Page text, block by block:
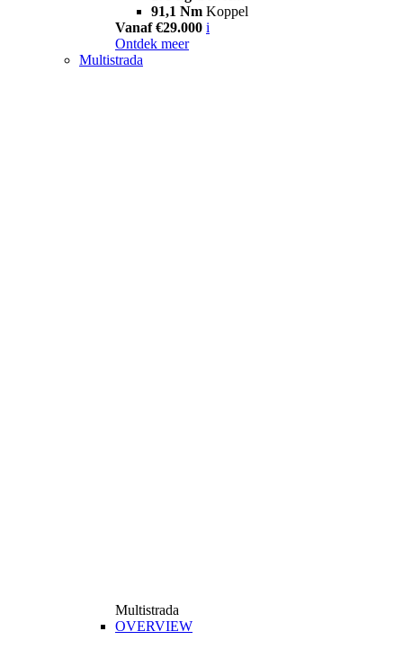
91,1 Nm Koppel
Vanaf €29.000 i
Ontdek meer
Multistrada
Multistrada
OVERVIEW